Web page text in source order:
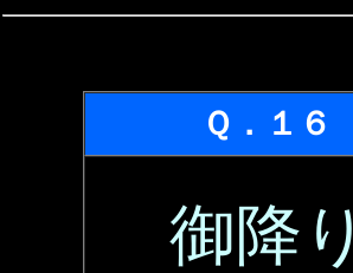
Ｑ．１６
御降り